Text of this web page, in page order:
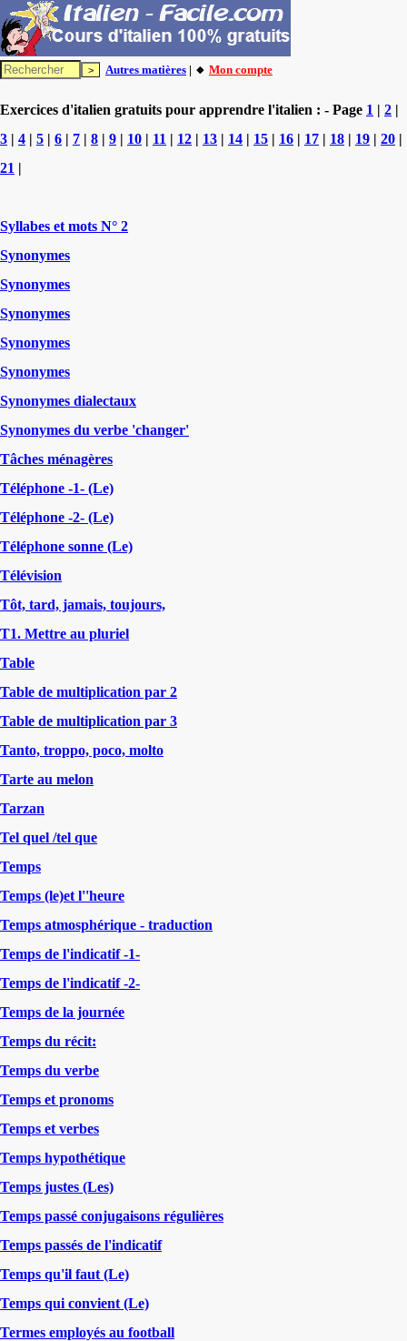
Autres matières | 🔸 Mon compte
Exercices d'italien gratuits pour apprendre l'italien : - Page 1 | 2 |
3 | 4 | 5 | 6 | 7 | 8 | 9 | 10 | 11 | 12 | 13 | 14 | 15 | 16 | 17 | 18 | 19 | 20 |
21 |
Syllabes et mots N° 2
Synonymes
Synonymes
Synonymes
Synonymes
Synonymes
Synonymes dialectaux
Synonymes du verbe 'changer'
Tâches ménagères
Téléphone -1- (Le)
Téléphone -2- (Le)
Téléphone sonne (Le)
Télévision
Tôt, tard, jamais, toujours,
T1. Mettre au pluriel
Table
Table de multiplication par 2
Table de multiplication par 3
Tanto, troppo, poco, molto
Tarte au melon
Tarzan
Tel quel /tel que
Temps
Temps (le)et l''heure
Temps atmosphérique - traduction
Temps de l'indicatif -1-
Temps de l'indicatif -2-
Temps de la journée
Temps du récit:
Temps du verbe
Temps et pronoms
Temps et verbes
Temps hypothétique
Temps justes (Les)
Temps passé conjugaisons régulières
Temps passés de l'indicatif
Temps qu'il faut (Le)
Temps qui convient (Le)
Termes employés au football